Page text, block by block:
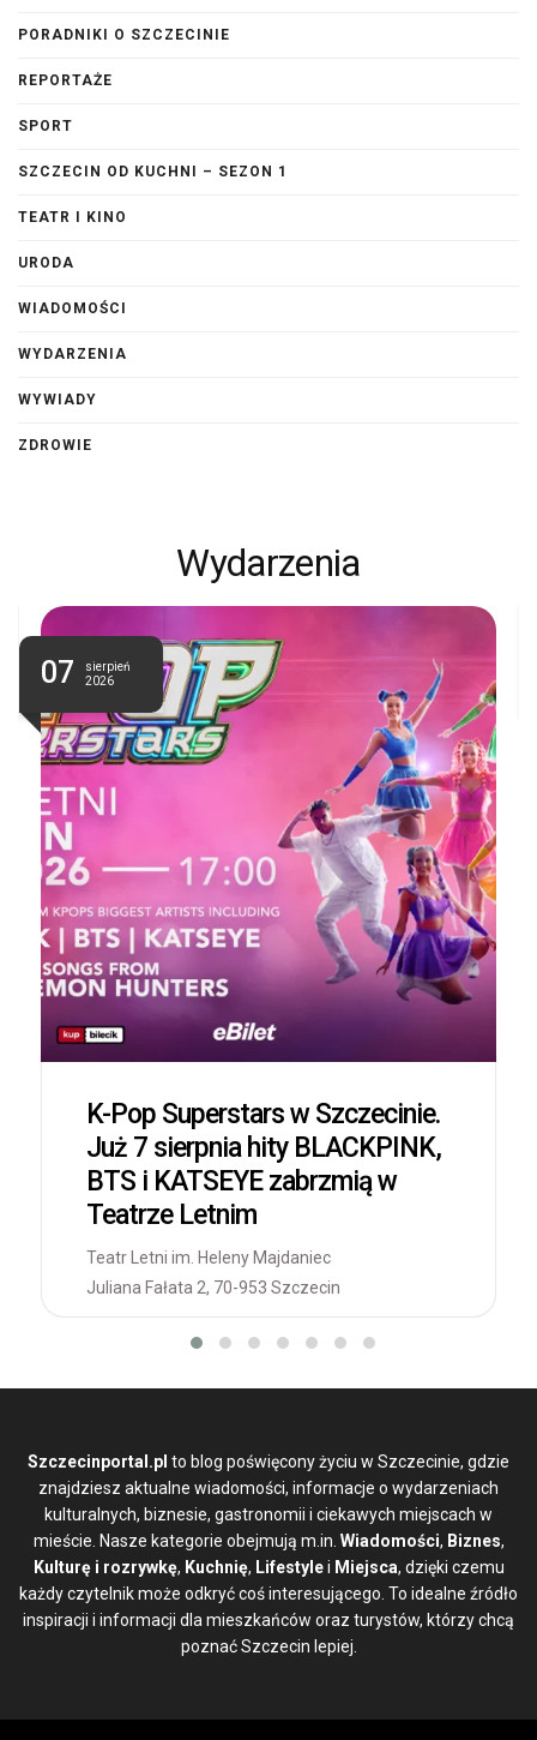
PORADNIKI O SZCZECINIE
REPORTAŻE
SPORT
SZCZECIN OD KUCHNI – SEZON 1
TEATR I KINO
URODA
WIADOMOŚCI
WYDARZENIA
WYWIADY
ZDROWIE
Wydarzenia
07
sierpień
2026
K-Pop Superstars w Szczecinie.
Już 7 sierpnia hity BLACKPINK,
BTS i KATSEYE zabrzmią w
Teatrze Letnim
Teatr Letni im. Heleny Majdaniec
Juliana Fałata 2, 70-953 Szczecin
Szczecinportal.pl to blog poświęcony życiu w Szczecinie, gdzie
znajdziesz aktualne wiadomości, informacje o wydarzeniach
kulturalnych, biznesie, gastronomii i ciekawych miejscach w
mieście. Nasze kategorie obejmują m.in. Wiadomości, Biznes,
Kulturę i rozrywkę, Kuchnię, Lifestylei Miejsca, dzięki czemu
każdy czytelnik może odkryć coś interesującego. To idealne źródło
inspiracji i informacji dla mieszkańców oraz turystów, którzy chcą
poznać Szczecin lepiej.